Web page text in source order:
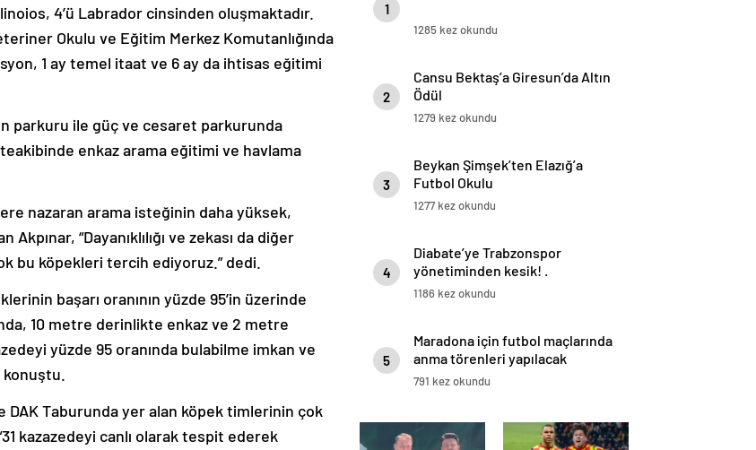
4’ü Labrador cinsinden oluşmaktadır.
Okulu ve Eğitim Merkez Komutanlığında
1 ay temel itaat ve 6 ay da ihtisas eğitimi
parkuru ile güç ve cesaret parkurunda
enkaz arama eğitimi ve havlama
nazaran arama isteğinin daha yüksek,
“Dayanıklılığı ve zekası da diğer
bu köpekleri tercih ediyoruz.” dedi.
başarı oranının yüzde 95’in üzerinde
10 metre derinlikte enkaz ve 2 metre
yüzde 95 oranında bulabilme imkan ve
Taburunda yer alan köpek timlerinin çok
kazazedeyi canlı olarak tespit ederek
1
1285 kez okundu
2
Cansu Bektaş’a Giresun’da Altın
Ödül
1279 kez okundu
3
Beykan Şimşek’ten Elazığ’a
Futbol Okulu
1277 kez okundu
4
Diabate’ye Trabzonspor
yönetiminden kesik! .
1186 kez okundu
5
Maradona için futbol maçlarında
anma törenleri yapılacak
791 kez okundu